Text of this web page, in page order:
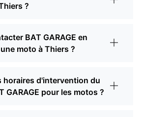
?
BAT GARAGE en
moto à Thiers ?
horaires d'intervention du
GARAGE pour les motos ?